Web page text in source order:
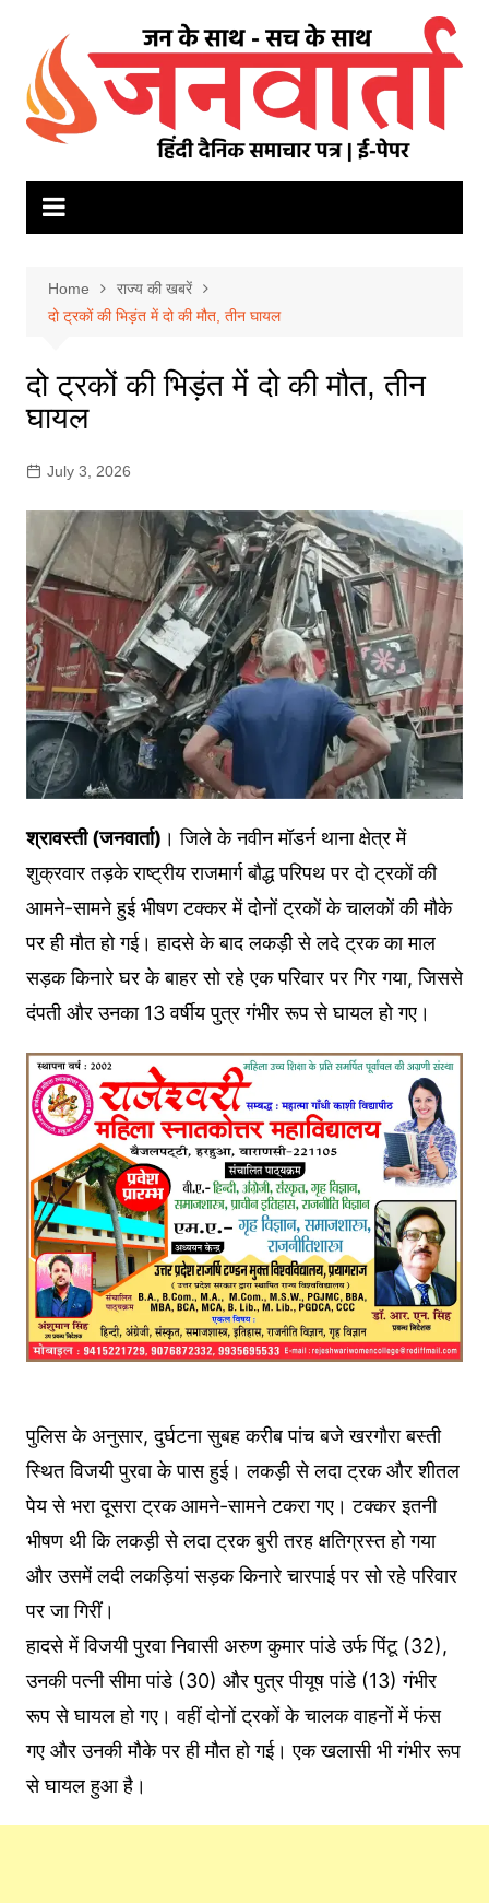
content
Home
राज्य की खबरें
दो ट्रकों की भिड़ंत में दो की मौत, तीन घायल
दो ट्रकों की भिड़ंत में दो की मौत, तीन
घायल
July 3, 2026
श्रावस्ती (जनवार्ता) । जिले के नवीन मॉडर्न थाना क्षेत्र में
शुक्रवार तड़के राष्ट्रीय राजमार्ग बौद्ध परिपथ पर दो ट्रकों की
आमने-सामने हुई भीषण टक्कर में दोनों ट्रकों के चालकों की मौके
पर ही मौत हो गई। हादसे के बाद लकड़ी से लदे ट्रक का माल
सड़क किनारे घर के बाहर सो रहे एक परिवार पर गिर गया, जिससे
दंपती और उनका 13 वर्षीय पुत्र गंभीर रूप से घायल हो गए।
पुलिस के अनुसार, दुर्घटना सुबह करीब पांच बजे खरगौरा बस्ती
स्थित विजयी पुरवा के पास हुई। लकड़ी से लदा ट्रक और शीतल
पेय से भरा दूसरा ट्रक आमने-सामने टकरा गए। टक्कर इतनी
भीषण थी कि लकड़ी से लदा ट्रक बुरी तरह क्षतिग्रस्त हो गया
और उसमें लदी लकड़ियां सड़क किनारे चारपाई पर सो रहे परिवार
पर जा गिरीं।
हादसे में विजयी पुरवा निवासी अरुण कुमार पांडे उर्फ पिंटू (32),
उनकी पत्नी सीमा पांडे (30) और पुत्र पीयूष पांडे (13) गंभीर
रूप से घायल हो गए। वहीं दोनों ट्रकों के चालक वाहनों में फंस
गए और उनकी मौके पर ही मौत हो गई। एक खलासी भी गंभीर रूप
से घायल हुआ है।